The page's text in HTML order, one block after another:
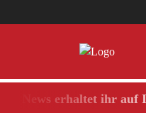
erhaltet ihr auf